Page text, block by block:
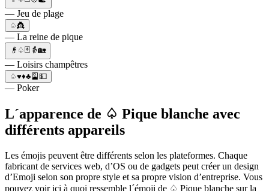
— Jeu de plage
♤👸
— La reine de pique
👴♤🃏👵🏡
— Loisirs champêtres
♤♥♦♣🎴💵
— Poker
L´apparence de ♤ Pique blanche avec
différents appareils
Les émojis peuvent être différents selon les plateformes. Chaque
fabricant de services web, d’OS ou de gadgets peut créer un design
d’Emoji selon son propre style et sa propre vision d’entreprise. Vous
pouvez voir ici à quoi ressemble l´émoji de ♤ Pique blanche sur la